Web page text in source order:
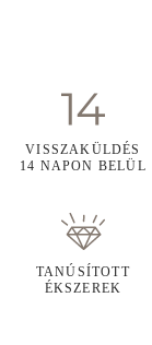
VISSZAKÜLDÉS
14 NAPON BELÜL
TANÚSÍTOTT
ÉKSZEREK